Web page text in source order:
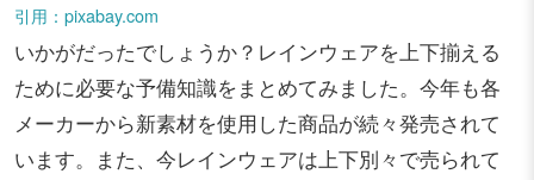
引用：pixabay.com
いかがだったでしょうか？レインウェアを上下揃える
ために必要な予備知識をまとめてみました。今年も各
メーカーから新素材を使用した商品が続々発売されて
います。また、今レインウェアは上下別々で売られて